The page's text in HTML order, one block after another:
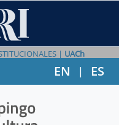
| UACh
EN | ES